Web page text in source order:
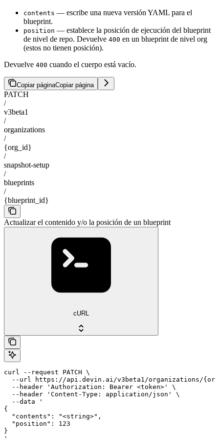
contents — escribe una nueva versión YAML para el
blueprint.
position — establece la posición de ejecución del blueprint
de nivel de repo. Devuelve 400 en un blueprint de nivel org
(estos no tienen posición).
Devuelve 400 cuando el cuerpo está vacío.
Copiar páginaCopiar página
PATCH
/
v3beta1
/
organizations
/
{org_id}
/
snapshot-setup
/
blueprints
/
{blueprint_id}
Actualizar el contenido y/o la posición de un blueprint
cURL
curl --request PATCH \
--url https://api.devin.ai/v3beta1/organizations/
  --header 'Authorization: Bearer <token>' \
  --header 'Content-Type: application/json' \
  --data '
{
  "contents": "<string>",
  "position": 123
}